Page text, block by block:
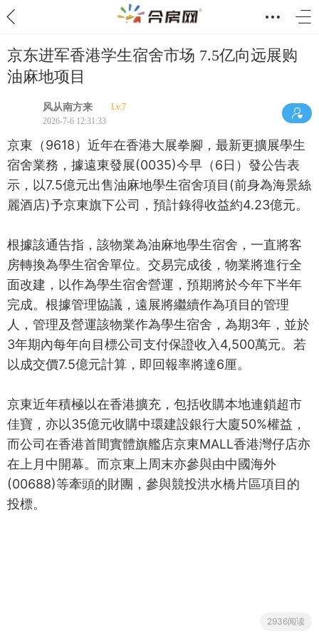
京东进军香港学生宿舍市场 7.5亿向远展购
油麻地项目
风从南方来
Lv.7
2026-7-6 12:31:33
京東（9618）近年在香港大展拳腳，最新更擴展學生
宿舍業務，據遠東發展(0035)今早（6日）發公告表
示，以7.5億元出售油麻地學生宿舍項目(前身為海景絲
麗酒店)予京東旗下公司，預計錄得收益約4.23億元。
根據該通告指，該物業為油麻地學生宿舍，一直將客
房轉換為學生宿舍單位。交易完成後，物業將進行全
面改建，以作為學生宿舍營運，預期將於今年下半年
完成。根據管理協議，遠展將繼續作為項目的管理
人，管理及營運該物業作為學生宿舍，為期3年，並於
3年期內每年向目標公司支付保證收入4,500萬元。若
以成交價7.5億元計算，即回報率將達6厘。
京東近年積極以在香港擴充，包括收購本地連鎖超市
佳寶，亦以35億元收購中環建設銀行大廈50%權益，
而公司在香港首間實體旗艦店京東MALL香港灣仔店亦
在上月中開幕。而京東上周末亦參與由中國海外
(00688)等牽頭的財團，參與競投洪水橋片區項目的
投標。
2936阅读